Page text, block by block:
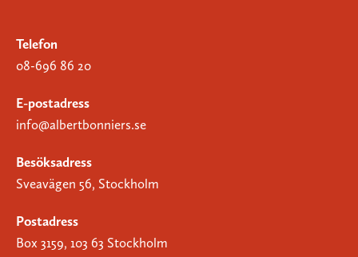
Telefon
08-696 86 20
E-postadress
info@albertbonniers.se
Besöksadress
Sveavägen 56, Stockholm
Postadress
Box 3159, 103 63 Stockholm